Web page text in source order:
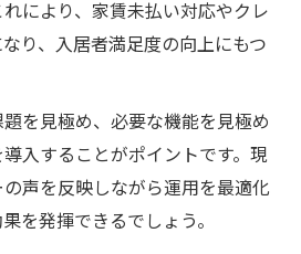
により、家賃未払い対応やクレ
り、入居者満足度の向上にもつ
を見極め、必要な機能を見極め
入することがポイントです。現
声を反映しながら運用を最適化
を発揮できるでしょう。